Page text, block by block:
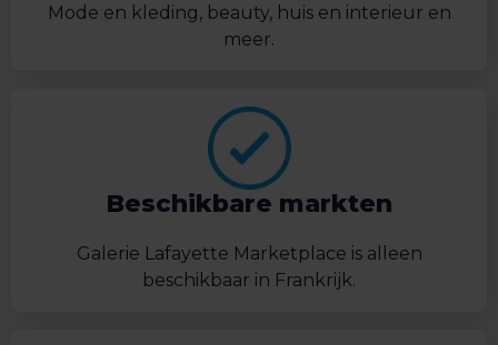
Mode en kleding, beauty, huis en interieur en
meer.
Beschikbare markten
Galerie Lafayette Marketplace is alleen
beschikbaar in Frankrijk.